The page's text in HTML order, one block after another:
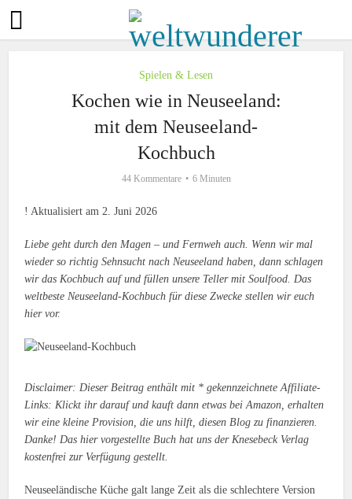
Spielen & Lesen
Kochen wie in Neuseeland:
mit dem Neuseeland-
Kochbuch
44 Kommentare 6 Minuten
! Aktualisiert am 2. Juni 2026
Liebe geht durch den Magen – und Fernweh auch. Wenn wir mal
wieder so richtig Sehnsucht nach Neuseeland haben, dann schlagen
wir das Kochbuch auf und füllen unsere Teller mit Soulfood. Das
weltbeste Neuseeland-Kochbuch für diese Zwecke stellen wir euch
hier vor.
Disclaimer: Dieser Beitrag enthält mit * gekennzeichnete Affiliate-
Links: Klickt ihr darauf und kauft dann etwas bei Amazon, erhalten
wir eine kleine Provision, die uns hilft, diesen Blog zu finanzieren.
Danke! Das hier vorgestellte Buch hat uns der Knesebeck Verlag
kostenfrei zur Verfügung gestellt.
Neuseeländische Küche galt lange Zeit als die schlechtere Version